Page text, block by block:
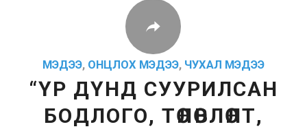
МЭДЭЭ, ОНЦЛОХ МЭДЭЭ, ЧУХАЛ МЭДЭЭ
“ҮР ДҮНД СУУРИЛСАН
БОДЛОГО, ТӨЛӨВЛӨЛТ,